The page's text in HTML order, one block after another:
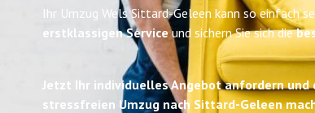
Ihr Umzug Wels Sittard-Geleen kann so einfach
erstklassigen Serviceund sichern Sie sich die
Jetzt Ihr individuelles Angebot anfordern
stressfreien Umzug nach Sittard-Geleen